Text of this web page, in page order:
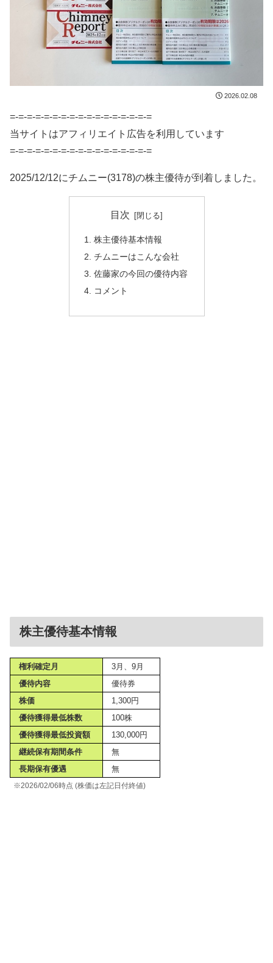
2026.02.08
=-=-=-=-=-=-=-=-=-=-=-=-=-=-=-=-=
当サイトはアフィリエイト広告を利用しています
=-=-=-=-=-=-=-=-=-=-=-=-=-=-=-=-=
2025/12/12にチムニー(3178)の株主優待が到着しました。
目次
株主優待基本情報
チムニーはこんな会社
佐藤家の今回の優待内容
コメント
株主優待基本情報
権利確定月
3月、9月
優待内容
優待券
株価
1,300円
優待獲得最低株数
100株
優待獲得最低投資額
130,000円
継続保有期間条件
無
長期保有優遇
無
※2026/02/06時点 (株価は左記日付終値)